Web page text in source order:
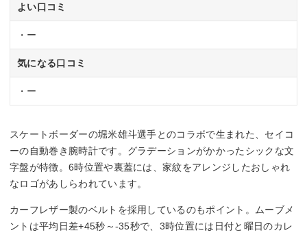
よい口コミ
・ー
気になる口コミ
・ー
スケートボーダーの堀米雄斗選手とのコラボで生まれた、セイコ
ーの自動巻き腕時計です。グラデーションがかかったシックな文
字盤が特徴。6時位置や裏蓋には、家紋をアレンジしたおしゃれ
なロゴがあしらわれています。
カーフレザー製のベルトを採用しているのもポイント。ムーブメ
ントは平均日差+45秒～-35秒で、3時位置には日付と曜日のカレ